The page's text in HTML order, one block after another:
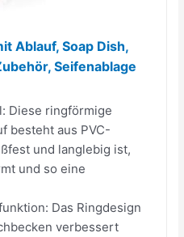
Ablauf, Soap Dish,
Seifenablage
Diese ringförmige
besteht aus PVC-
und langlebig ist,
und so eine
Das Ringdesign
verbessert